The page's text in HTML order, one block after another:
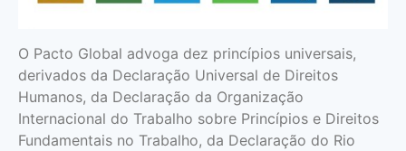
O Pacto Global advoga dez princípios universais,
derivados da Declaração Universal de Direitos
Humanos, da Declaração da Organização
Internacional do Trabalho sobre Princípios e Direitos
Fundamentais no Trabalho, da Declaração do Rio